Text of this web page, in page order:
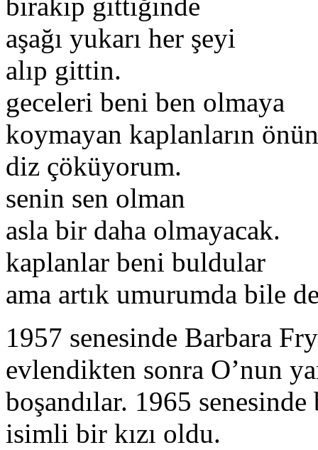
aşağı yukarı her şeyi
alıp gittin.
geceleri beni ben olmaya
koymayan kaplanların
diz çöküyorum.
senin sen olman
asla bir daha olmayacak.
kaplanlar beni buldular
ama artık umurumda bile
1957 senesinde Barbara
evlendikten sonra O’nun
boşandılar. 1965
isimli bir kızı oldu.